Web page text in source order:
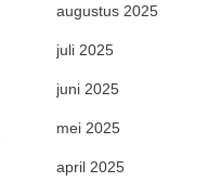
augustus 2025
juli 2025
juni 2025
mei 2025
april 2025